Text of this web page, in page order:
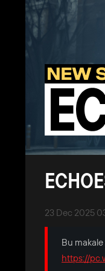
23 Dec 2025
Bu makale
https://